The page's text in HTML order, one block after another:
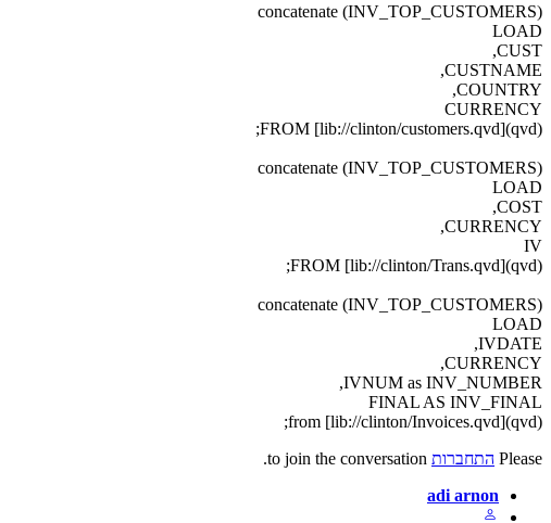
concatenate (INV_TOP_CUSTOMERS)
LOAD
CUST,
CUSTNAME,
COUNTRY,
CURRENCY
FROM [lib://clinton/customers.qvd](qvd);
concatenate (INV_TOP_CUSTOMERS)
LOAD
COST,
CURRENCY,
IV
FROM [lib://clinton/Trans.qvd](qvd);
concatenate (INV_TOP_CUSTOMERS)
LOAD
IVDATE,
CURRENCY,
IVNUM as INV_NUMBER,
FINAL AS INV_FINAL
from [lib://clinton/Invoices.qvd](qvd);
Please התחברות
adi arnon